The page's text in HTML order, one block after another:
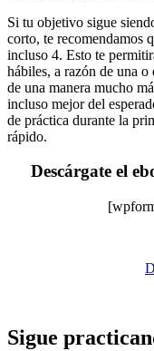
Si tu objetivo sigue
corto, te recomendamos
incluso 4. Esto te
hábiles, a razón de una
de una manera mucho
incluso mejor del
de práctica durante la
rápido.
Descárgate el
Sigue